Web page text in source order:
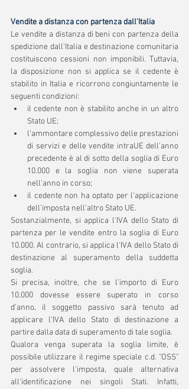
Vendite a distanza con partenza dall'Italia
Le vendite a distanza di beni con partenza della
spedizione dall'Italia e destinazione comunitaria
costituiscono cessioni non imponibili. Tuttavia,
la disposizione non si applica se il cedente è
stabilito in Italia e ricorrono congiuntamente le
seguenti condizioni:
il cedente non è stabilito anche in un altro
Stato UE;
l'ammontare complessivo delle prestazioni
di servizi e delle vendite intraUE dell'anno
precedente è al di sotto della soglia di Euro
10.000 e la soglia non viene superata
nell'anno in corso;
il cedente non ha optato per l'applicazione
dell'imposta nell'altro Stato UE.
Sostanzialmente, si applica l'IVA dello Stato di
partenza per le vendite entro la soglia di Euro
10.000. Al contrario, si applica l'IVA dello Stato di
destinazione al superamento della suddetta
soglia.
Si precisa, inoltre, che se l’importo di Euro
10.000 dovesse essere superato in corso
d’anno, il soggetto passivo sarà tenuto ad
applicare l’IVA dello Stato di destinazione a
partire dalla data di superamento di tale soglia.
Qualora venga superata la soglia limite, è
possibile utilizzare il regime speciale c.d. "OSS"
per assolvere l'imposta, quale alternativa
all'identificazione nei singoli Stati. Infatti,